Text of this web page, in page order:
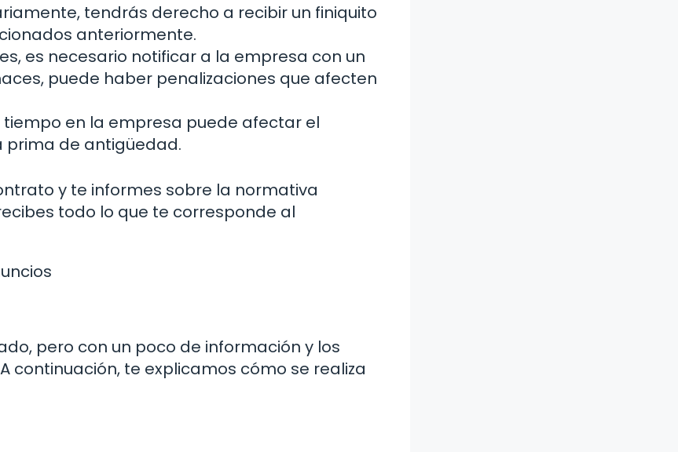
tendrás derecho a recibir un finiquito
anteriormente.
es necesario notificar a la empresa con un
puede haber penalizaciones que afecten
tiempo en la empresa puede afectar el
prima de antigüedad.
y te informes sobre la normativa
todo lo que te corresponde al
pero con un poco de información y los
continuación, te explicamos cómo se realiza